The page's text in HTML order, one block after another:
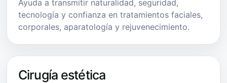
Ayuda a transmitir naturalidad, seguridad,
tecnología y confianza en tratamientos faciales,
corporales, aparatología y rejuvenecimiento.
Cirugía estética